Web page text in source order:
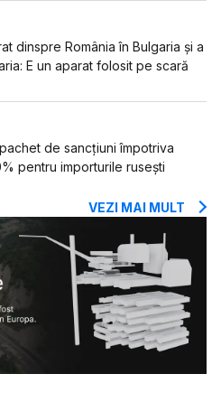
dinspre România în Bulgaria și a
E un aparat folosit pe scară
de sancțiuni împotriva
pentru importurile rusești
VEZI MAI MULT